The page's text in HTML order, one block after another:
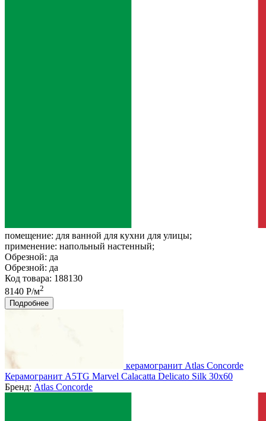
помещение: для ванной для кухни для улицы;
применение: напольный настенный;
Обрезной: да
Обрезной: да
Код товара: 188130
8140 Р/м2
Подробнее
керамогранит Atlas Concorde
Керамогранит A5TG Marvel Calacatta Delicato Silk 30x60
Бренд: Atlas Concorde